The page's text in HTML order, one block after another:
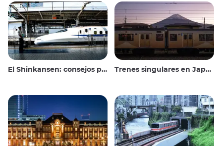
El Shinkansen: consejos para viajar en el tren bala japonés Trenes singulares en Japón